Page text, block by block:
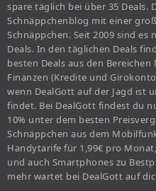
spare täglich bei über 35 Deals.
Schnäppchenblog mit einer
Schnäppchen. Seit 2009 sind es
Deals. In den täglichen Deals
besten Deals aus den
Finanzen (Kredite und
wenn DealGott auf der Jagd ist
findet. Bei DealGott findest du
10% unter dem besten
Schnäppchen aus dem
Handytarife für 1,99€ pro
und auch Smartphones zu
mehr wartet bei DealGott auf